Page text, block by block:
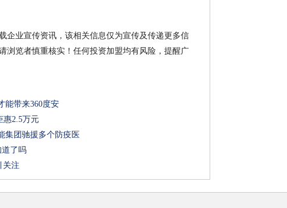
企业宣传资讯，该相关信息仅为宣传及传递更多信
浏览者慎重核实！任何投资加盟均有风险，提醒广
能带来360度安
惠2.5万元
集团驰援多个防疫医
道了吗
关注